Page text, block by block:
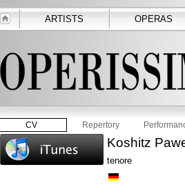
ARTISTS OPERAS
CV Repertory
Koshitz
tenore